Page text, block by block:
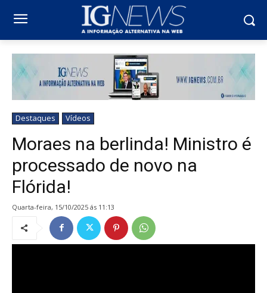
Destaques Vídeos
Moraes na berlinda! Ministro é
processado de novo na
Flórida!
quarta-feira, 15/10/2025 ás 11:13